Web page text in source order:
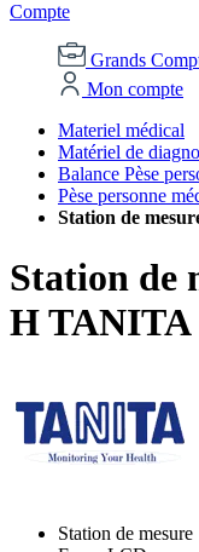
Compte
Grands
Mon compte
Materiel médical
Matériel de
Balance Pèse
Pèse personne
Station de
Station de
H TANITA
Station de